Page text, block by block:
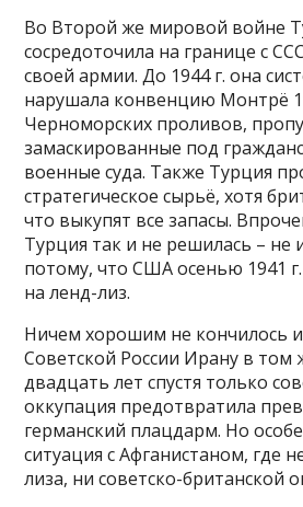
Во Второй же мировой войне
сосредоточила на границе с
своей армии. До 1944 г. она
нарушала конвенцию Монтрё
Черноморских проливов,
замаскированные под
военные суда. Также Турция
стратегическое сырьё, хотя
что выкупят все запасы.
Турция так и не решилась – не
потому, что США осенью 1941
на ленд-лиз.
Ничем хорошим не кончилось и
Советской России Ирану в том
двадцать лет спустя только
оккупация предотвратила
германский плацдарм. Но
ситуация с Афганистаном, где
лиза, ни советско-британской